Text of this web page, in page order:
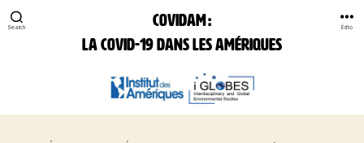
Search
COVIDAM :
la Covid-19 dans les Amériques
Édito